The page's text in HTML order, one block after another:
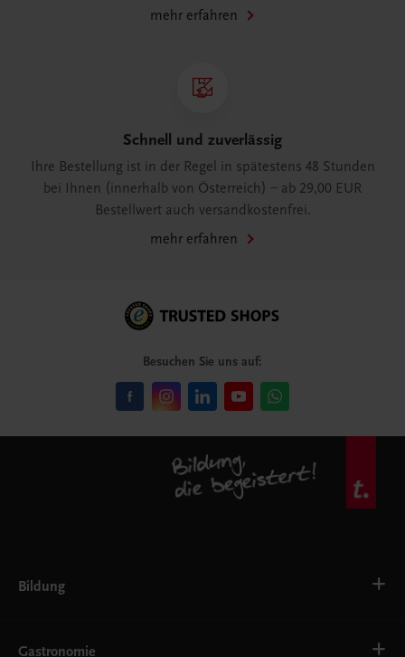
mehr erfahren
Schnell und zuverlässig
Ihre Bestellung ist in der Regel in spätestens 48 Stunden
bei Ihnen (innerhalb von Österreich) – ab 29,00 EUR
Bestellwert auch versandkostenfrei.
mehr erfahren
Besuchen Sie uns auf:
Bildung
AHS
Gastronomie